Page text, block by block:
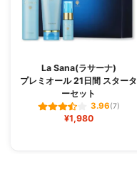
La Sana(ラサーナ)
プレミオール 21日間 スタータ
ーセット
3.96(7)
¥1,980